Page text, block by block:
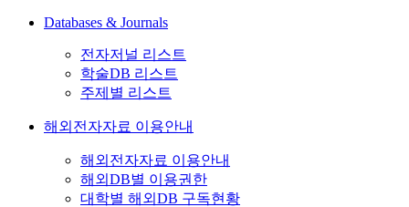
Databases & Journals
전자저널 리스트
학술DB 리스트
주제별 리스트
해외전자자료 이용안내
해외전자자료 이용안내
해외DB별 이용권한
대학별 해외DB 구독현황